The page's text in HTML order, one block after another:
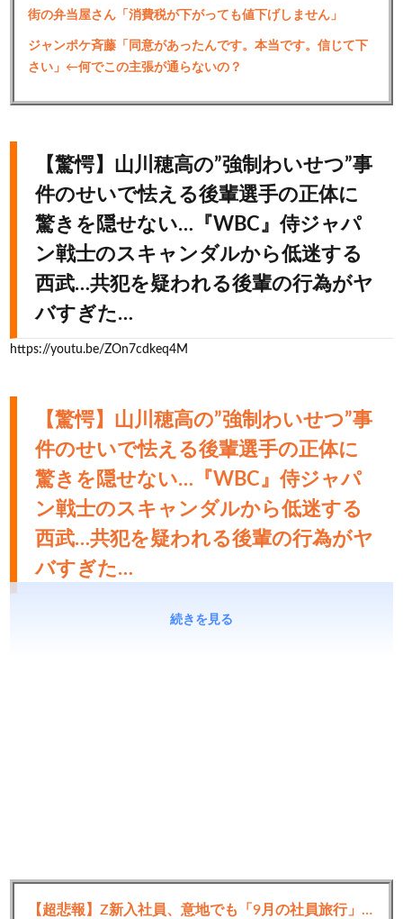
街の弁当屋さん「消費税が下がっても値下げしません」
ジャンポケ斉藤「同意があったんです。本当です。信じて下
さい」←何でこの主張が通らないの？
【驚愕】山川穂高の”強制わいせつ”事
件のせいで怯える後輩選手の正体に
驚きを隠せない…『WBC』侍ジャパ
ン戦士のスキャンダルから低迷する
西武…共犯を疑われる後輩の行為がヤ
バすぎた…
https://youtu.be/ZOn7cdkeq4M
【驚愕】山川穂高の”強制わいせつ”事
件のせいで怯える後輩選手の正体に
驚きを隠せない…『WBC』侍ジャパ
ン戦士のスキャンダルから低迷する
西武…共犯を疑われる後輩の行為がヤ
バすぎた…
続きを見る
【超悲報】Z新入社員、意地でも「9月の社員旅行」の計画をやらないｗｗｗｗｗ